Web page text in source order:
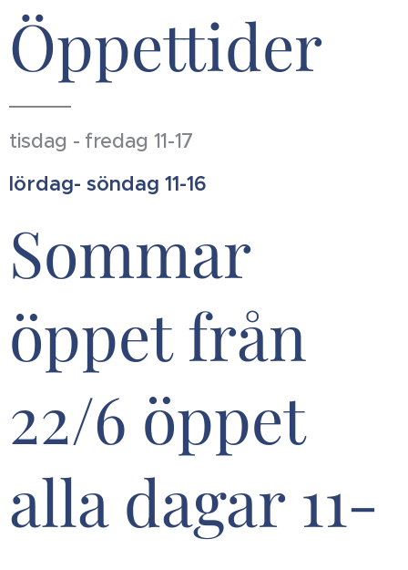
Öppettider
tisdag - fredag 11-17
lördag- söndag 11-16
Sommar
öppet från
22/6 öppet
alla dagar 11-